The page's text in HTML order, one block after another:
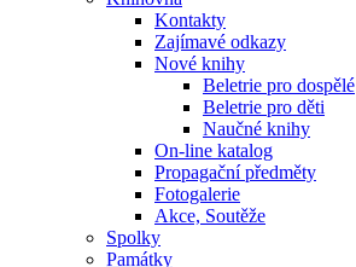
Kontakty
Zajímavé odkazy
Nové knihy
Beletrie pro dospělé
Beletrie pro děti
Naučné knihy
On-line katalog
Propagační předměty
Fotogalerie
Akce, Soutěže
Spolky
Památky